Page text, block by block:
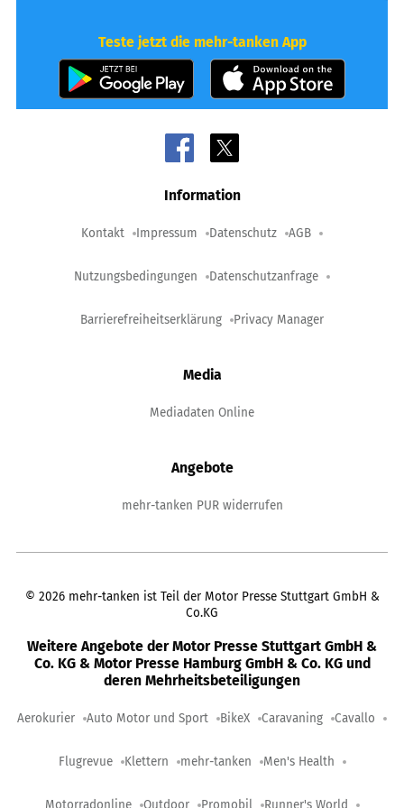
Teste jetzt die mehr-tanken App
Information
Kontakt Impressum Datenschutz AGB
Nutzungsbedingungen Datenschutzanfrage
Barrierefreiheitserklärung Privacy Manager
Media
Mediadaten Online
Angebote
mehr-tanken PUR widerrufen
© 2026 mehr-tanken ist Teil der Motor Presse Stuttgart GmbH &
Co.KG
Weitere Angebote der Motor Presse Stuttgart GmbH &
Co. KG & Motor Presse Hamburg GmbH & Co. KG und
deren Mehrheitsbeteiligungen
Aerokurier Auto Motor und Sport BikeX Caravaning Cavallo
Flugrevue Klettern mehr-tanken Men's Health